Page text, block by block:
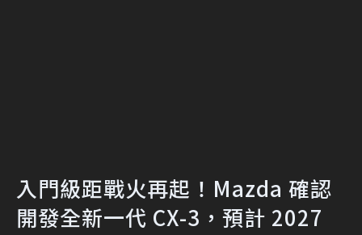
入門級距戰火再起！Mazda 確認
開發全新一代 CX-3，預計 2027